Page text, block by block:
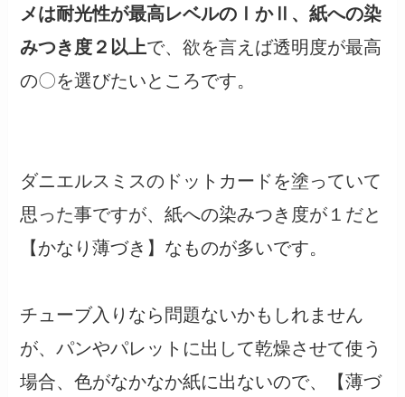
メは耐光性が最高レベルのⅠかⅡ、紙への染
みつき度２以上で、欲を言えば透明度が最高
の〇を選びたいところです。
ダニエルスミスのドットカードを塗っていて
思った事ですが、紙への染みつき度が１だと
【かなり薄づき】なものが多いです。
チューブ入りなら問題ないかもしれません
が、パンやパレットに出して乾燥させて使う
場合、色がなかなか紙に出ないので、【薄づ